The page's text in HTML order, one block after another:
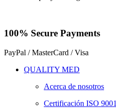
100% Secure Payments
PayPal / MasterCard / Visa
QUALITY MED
Acerca de nosotros
Certificación ISO 9001